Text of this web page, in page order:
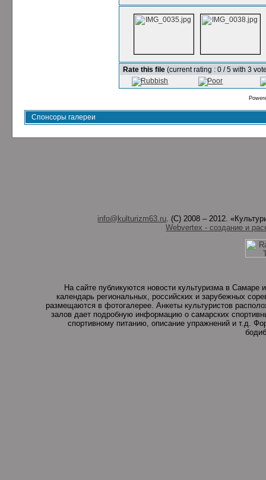
Rate this file (current rating : 0 / 5 with 3
Спонсоры галереи
info@kulturizm63.ru. (C) 2008 – 2012.
Webvertex - создание и
На сайте публикуются новости культуризма в
календарь региональных, российских и зарубежных
размещаются в фотогалерее. Анкеты культуристов
залов дает подробную информацию о самарских
спортивному питанию, описание упражнений и т.д.